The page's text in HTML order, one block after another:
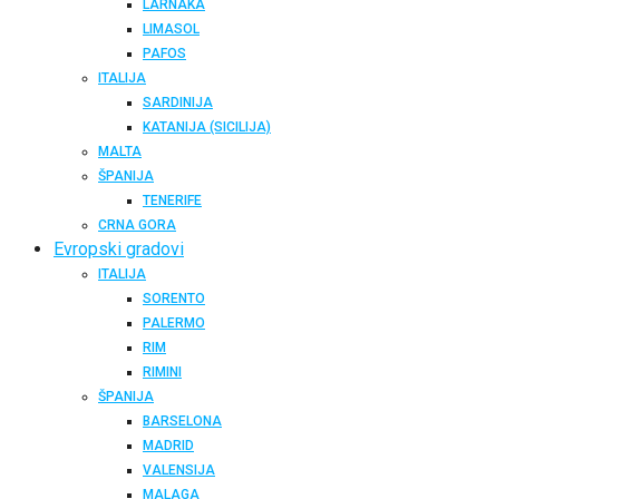
LARNAKA
LIMASOL
PAFOS
ITALIJA
SARDINIJA
KATANIJA (SICILIJA)
MALTA
ŠPANIJA
TENERIFE
CRNA GORA
Evropski gradovi
ITALIJA
SORENTO
PALERMO
RIM
RIMINI
ŠPANIJA
BARSELONA
MADRID
VALENSIJA
MALAGA